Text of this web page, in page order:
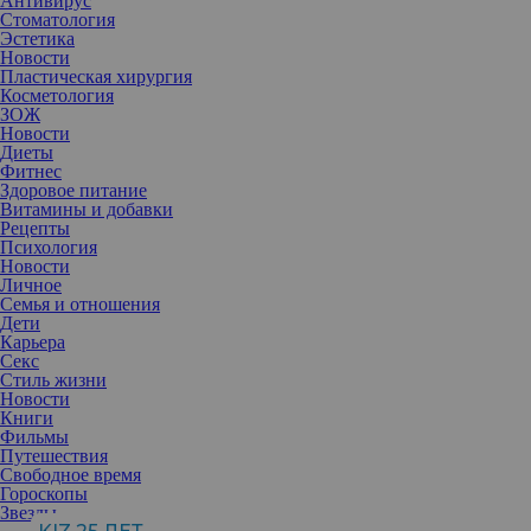
Стоматология
Эстетика
Новости
Пластическая хирургия
Косметология
ЗОЖ
Новости
Диеты
Фитнес
Здоровое питание
Витамины и добавки
Рецепты
Психология
Новости
Личное
Семья и отношения
Дети
Карьера
Секс
Стиль жизни
Новости
Книги
Фильмы
Путешествия
Свободное время
Гороскопы
Звезды
63-летняя звезда фильма «Девять с половиной недель» решила
продлить свою молодость и провела ряд косметических
процедур, в результате которых изменилась до неузнаваемости.
Фанаты звезды раскритиковали актрису и признались, что
раньше Ким выглядела намного симпатичнее.
Так, невооруженным взглядом видно, что знаменитость